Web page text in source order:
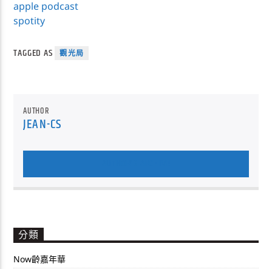
apple podcast
spotity
TAGGED AS 觀光局
AUTHOR
JEAN-CS
分類
Now齡嘉年華